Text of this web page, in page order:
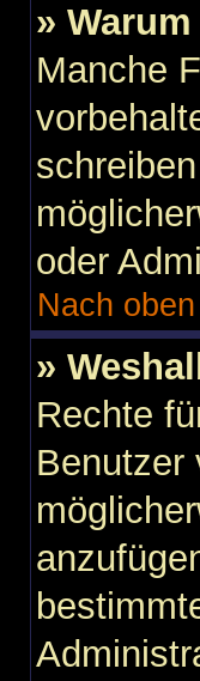
»
Manche
oder
Nach oben
»
Rechte
Benutzer